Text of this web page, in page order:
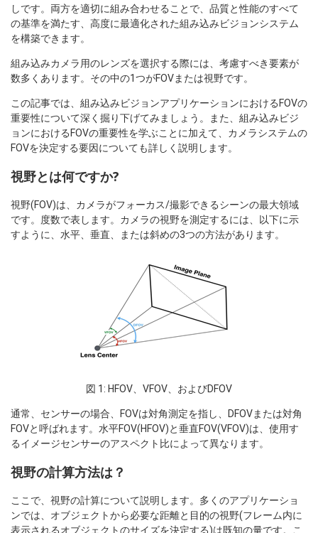
しです。両方を適切に組み合わせることで、品質と性能のすべて
の基準を満たす、高度に最適化された組み込みビジョンシステム
を構築できます。
組み込みカメラ用のレンズを選択する際には、考慮すべき要素が
数多くあります。その中の1つがFOVまたは視野です。
この記事では、組み込みビジョンアプリケーションにおけるFOVの
重要性について深く掘り下げてみましょう。また、組み込みビジ
ョンにおけるFOVの重要性を学ぶことに加えて、カメラシステムの
FOVを決定する要因についても詳しく説明します。
視野とは何ですか?
視野(FOV)は、カメラがフォーカス/撮影できるシーンの最大領域
です。度数で表します。カメラの視野を測定するには、以下に示
すように、水平、垂直、または斜めの3つの方法があります。
図 1: HFOV、VFOV、およびDFOV
通常、センサーの場合、FOVは対角測定を指し、DFOVまたは対角
FOVと呼ばれます。水平FOV(HFOV)と垂直FOV(VFOV)は、使用す
るイメージセンサーのアスペクト比によって異なります。
視野の計算方法は？
ここで、視野の計算について説明します。多くのアプリケーショ
ンでは、オブジェクトから必要な距離と目的の視野(フレーム内に
表示されるオブジェクトのサイズを決定する)は既知の量です。こ